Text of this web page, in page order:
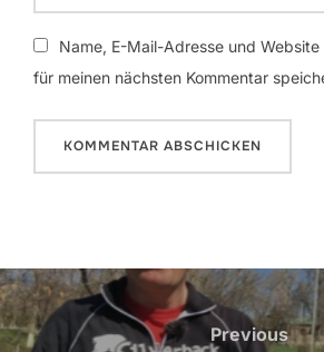
Name, E-Mail-Adresse und
für meinen nächsten Kommentar
Beitragsnavigation
Previous
Previous